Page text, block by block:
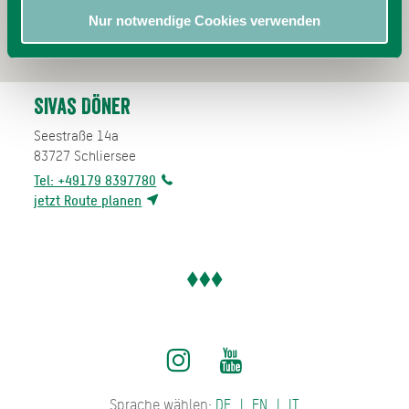
Nur notwendige Cookies verwenden
Sivas Döner
Seestraße 14a
83727 Schliersee
Tel: +49179 8397780
jetzt Route planen
Sprache wählen: DE EN IT